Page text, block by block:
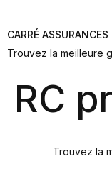
CARRÉ ASSURANCES
Trouvez la meilleure
RC
Trouvez la